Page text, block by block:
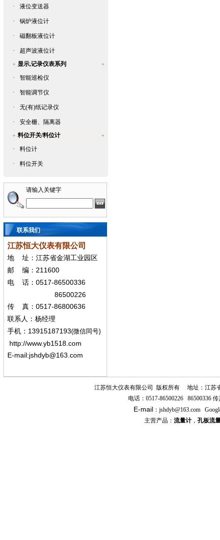
· 液位变送器
· 锅炉液位计
· 磁翻板液位计
·
超声波液位计
显示,记录仪表系列
·
智能巡检仪
· 智能调节仪
· 无(有)纸记录仪
·
安全栅、隔离器
料位开关/料位计
·
料位计
· 料位开关
请输入关键字
联系我们
江苏恒大仪表有限公司
地
址：江苏省金湖工业园区
邮
编： 211600
电 话： 0517-86500336
86500226
传 真： 0517-86800636
联系人：杨经理
手机 ： 13915187193(微信同号)
http://www.yb1518.com
E-mail:jshdyb@163.com
江苏恒大仪表有限公司 版权所有
地址：江苏
电话： 0517-86500226 86500336 传
E-mail ： jshdyb@163.com
主营产品： 流量计， 孔板流